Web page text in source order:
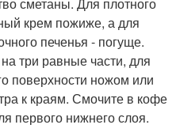
сметаны. Для плотного
крем пожиже, а для
печенья - погуще.
три равные части, для
поверхности ножом или
к краям. Смочите в кофе
первого нижнего слоя.